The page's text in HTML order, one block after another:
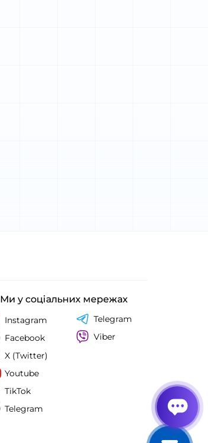
Ми у соціальних мережах
Instagram
Facebook
X (Twitter)
Youtube
TikTok
Telegram
Telegram
Viber